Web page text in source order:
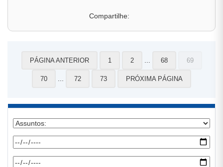
Compartilhe:
PÁGINA ANTERIOR 1 2 68 69
70 72 73 PRÓXIMA PÁGINA